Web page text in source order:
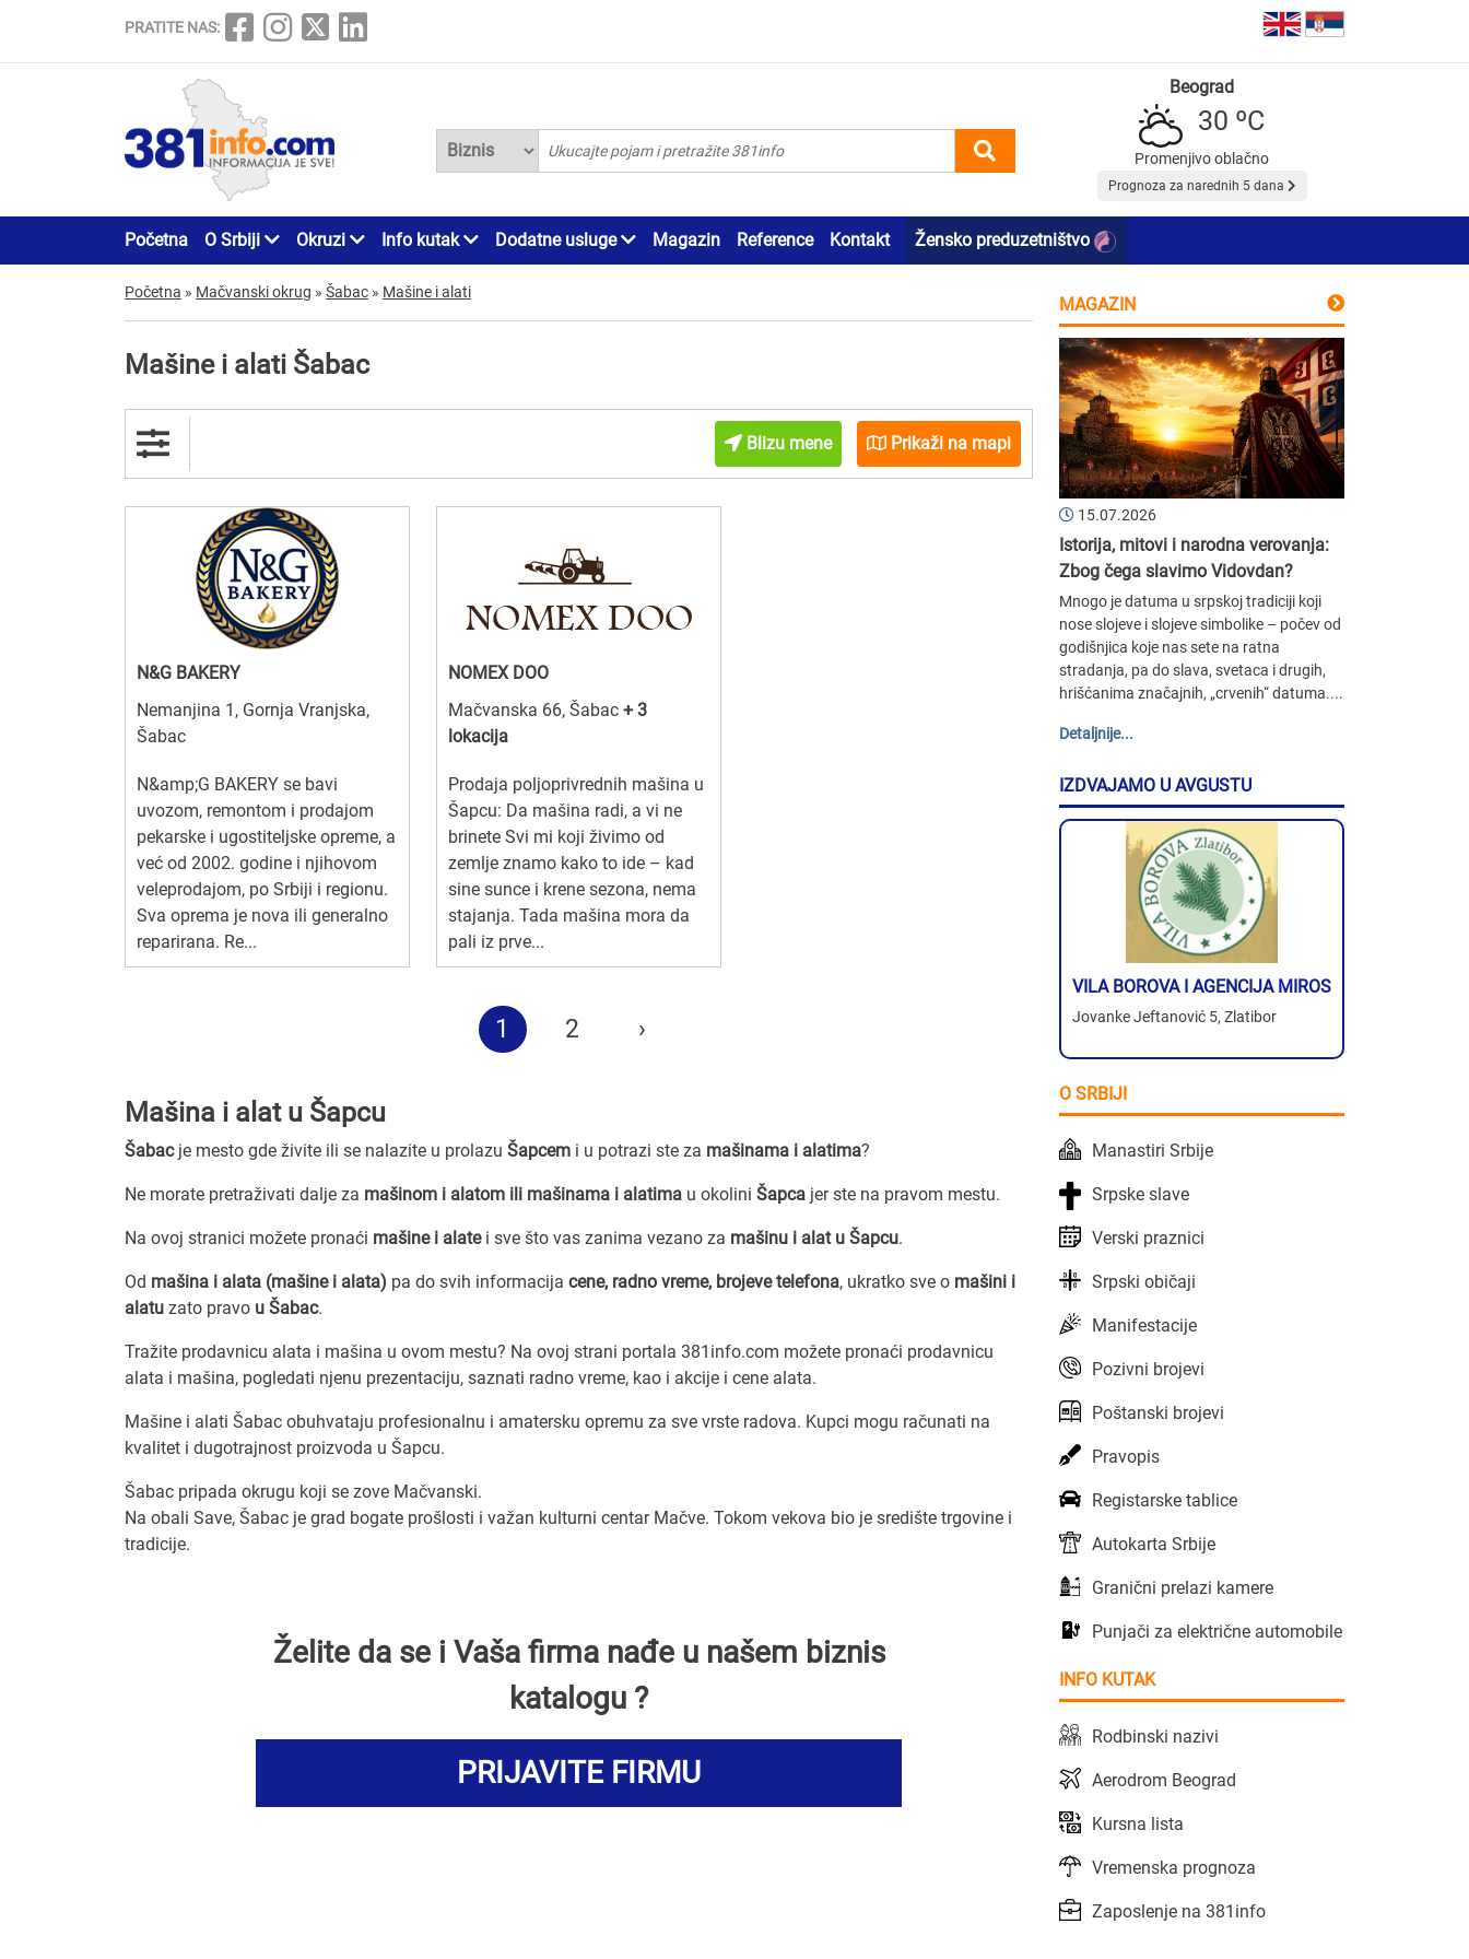
PRATITE NAS:
Beograd
30 ºC
Promenjivo oblačno
Prognoza za narednih 5 dana
Početna O Srbiji Okruzi Info kutak Dodatne usluge Magazin Reference Kontakt Žensko preduzetništvo
Početna » Mačvanski okrug » Šabac » Mašine i alati
Mašine i alati Šabac
Blizu mene Prikaži na mapi
N&G BAKERY
Nemanjina 1, Gornja Vranjska,
Šabac
N&amp;G BAKERY se bavi
uvozom, remontom i prodajom
pekarske i ugostiteljske opreme, a
već od 2002. godine i njihovom
veleprodajom, po Srbiji i regionu.
Sva oprema je nova ili generalno
reparirana. Re...
NOMEX DOO
Mačvanska 66, Šabac + 3
lokacija
Prodaja poljoprivrednih mašina u
Šapcu: Da mašina radi, a vi ne
brinete Svi mi koji živimo od
zemlje znamo kako to ide – kad
sine sunce i krene sezona, nema
stajanja. Tada mašina mora da
pali iz prve...
1 2 ›
Mašina i alat u Šapcu
Šabacje mesto gde živite ili se nalazite u prolazu Šapcem i u potrazi ste za mašinama i alatima?
Ne morate pretraživati dalje za mašinom i alatom ili mašinama i alatima u okolini Šapca jer ste na pravom mestu.
Na ovoj stranici možete pronaći mašine i alatei sve što vas zanima vezano za mašinu i alat u Šapcu.
Od mašina i alata (mašine i alata) pa do svih informacija cene, radno vreme, brojeve telefona, ukratko sve o mašini i
alatu zato pravo u Šabac.
Tražite prodavnicu alata i mašina u ovom mestu? Na ovoj strani portala 381info.com možete pronaći prodavnicu
alata i mašina, pogledati njenu prezentaciju, saznati radno vreme, kao i akcije i cene alata.
Mašine i alati Šabac obuhvataju profesionalnu i amatersku opremu za sve vrste radova. Kupci mogu računati na
kvalitet i dugotrajnost proizvoda u Šapcu.
Šabac pripada okrugu koji se zove Mačvanski.
Na obali Save, Šabac je grad bogate prošlosti i važan kulturni centar Mačve. Tokom vekova bio je središte trgovine i
tradicije.
Želite da se i Vaša firma nađe u našem biznis
katalogu ?
PRIJAVITE FIRMU
MAGAZIN
15.07.2026
Istorija, mitovi i narodna verovanja:
Zbog čega slavimo Vidovdan?
Mnogo je datuma u srpskoj tradiciji koji
nose slojeve i slojeve simbolike – počev od
godišnjica koje nas sete na ratna
stradanja, pa do slava, svetaca i drugih,
hrišćanima značajnih, „crvenih“ datuma....
Detaljnije...
IZDVAJAMO U AVGUSTU
VILA BOROVA I AGENCIJA MIROS
Jovanke Jeftanović 5, Zlatibor
O SRBIJI
Manastiri Srbije
Srpske slave
Verski praznici
Srpski običaji
Manifestacije
Pozivni brojevi
Poštanski brojevi
Pravopis
Registarske tablice
Autokarta Srbije
Granični prelazi kamere
Punjači za električne automobile
INFO KUTAK
Rodbinski nazivi
Aerodrom Beograd
Kursna lista
Vremenska prognoza
Zaposlenje na 381info